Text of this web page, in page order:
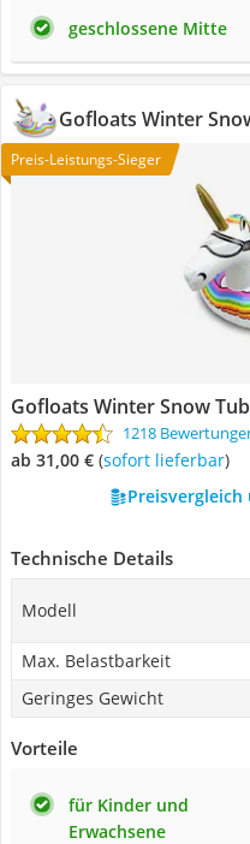
geschlossene Mitte
Gofloats Winter
Preis-Leistungs-Sieger
Gofloats Winter Snow
1218
ab 31,00 € ( Sofort lieferbar)
Technische Details
Modell
Max. Belastbarkeit
Geringes Gewicht
Vorteile
für Kinder und
Erwachsene